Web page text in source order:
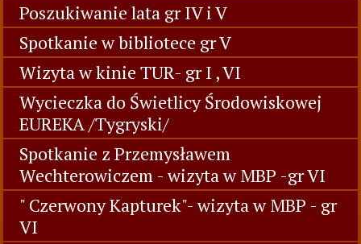
Poszukiwanie lata gr IV i V
Spotkanie w bibliotece gr V
Wizyta w kinie TUR- gr I , VI
Wycieczka do Świetlicy Środowiskowej
EUREKA /Tygryski/
Spotkanie z Przemysławem
Wechterowiczem - wizyta w MBP -gr VI
" Czerwony Kapturek"- wizyta w MBP - gr
VI